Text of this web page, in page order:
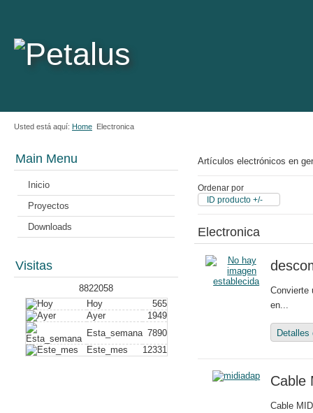
Usted está aquí: Home Electronica
Main Menu
Inicio
Proyectos
Downloads
Visitas
8822058
Hoy
565
Ayer
1949
Esta_semana 7890
Este_mes
12331
Artículos electrónicos en
Ordenar por
ID producto +/-
Electronica
Convierte
en...
Detalles
Cable
Cable